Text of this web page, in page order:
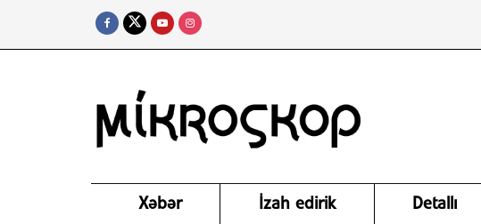
Xəbər İzah edirik Detallı